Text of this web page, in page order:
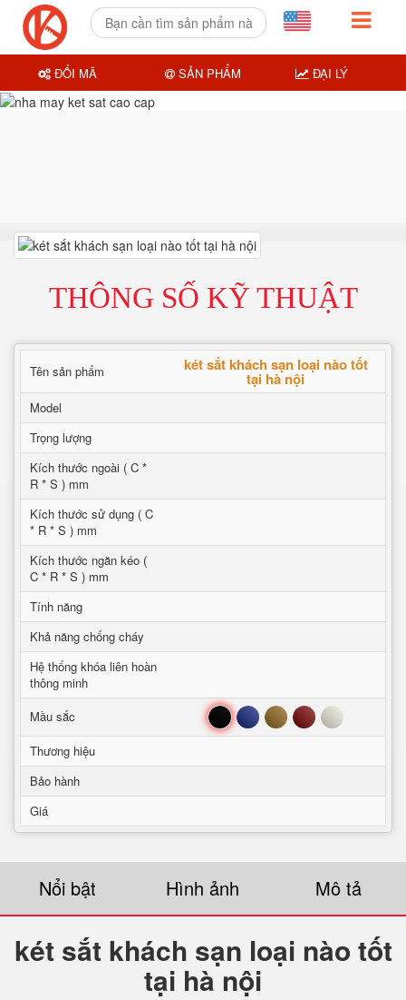
THÔNG SỐ KỸ THUẬT
Tên sản phẩm két sắt khách sạn loại nào tốt
tại hà nội
Model
Trọng lượng
Kích thước ngoài ( C *
R * S ) mm
Kích thước sử dụng ( C
* R * S ) mm
Kích thước ngăn kéo (
C * R * S ) mm
Tính năng
Khả năng chống cháy
Hệ thống khóa liên hoàn
thông minh
Mầu sắc
Đen Xanh Nâu Đỏ Trắng
Thương hiệu
Bảo hành
Giá
Nổi bật Hình ảnh Mô tả
két sắt khách sạn loại nào tốt
tại hà nội
ĐỔI MÃ SẢN PHẨM ĐẠI LÝ